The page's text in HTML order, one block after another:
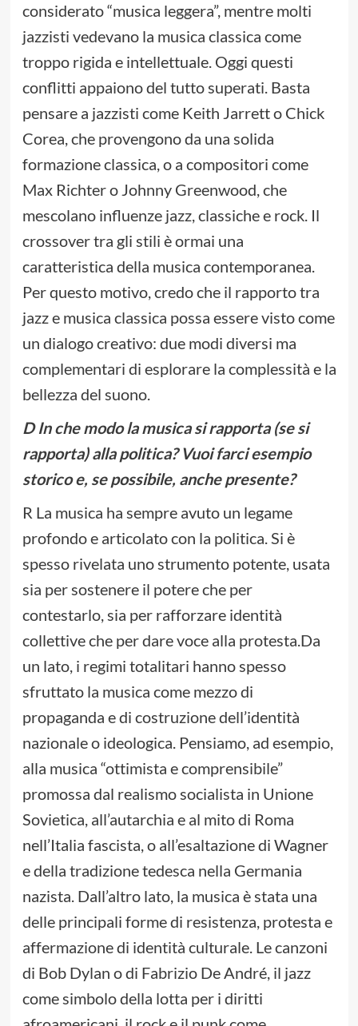
considerato “musica leggera”, mentre molti
jazzisti vedevano la musica classica come
troppo rigida e intellettuale. Oggi questi
conflitti appaiono del tutto superati. Basta
pensare a jazzisti come Keith Jarrett o Chick
Corea, che provengono da una solida
formazione classica, o a compositori come
Max Richter o Johnny Greenwood, che
mescolano influenze jazz, classiche e rock. Il
crossover tra gli stili è ormai una
caratteristica della musica contemporanea.
Per questo motivo, credo che il rapporto tra
jazz e musica classica possa essere visto come
un dialogo creativo: due modi diversi ma
complementari di esplorare la complessità e la
bellezza del suono.
D In che modo la musica si rapporta (se si
rapporta) alla politica? Vuoi farci esempio
storico e, se possibile, anche presente?
R La musica ha sempre avuto un legame
profondo e articolato con la politica. Si è
spesso rivelata uno strumento potente, usata
sia per sostenere il potere che per
contestarlo, sia per rafforzare identità
collettive che per dare voce alla protesta.Da
un lato, i regimi totalitari hanno spesso
sfruttato la musica come mezzo di
propaganda e di costruzione dell’identità
nazionale o ideologica. Pensiamo, ad esempio,
alla musica “ottimista e comprensibile”
promossa dal realismo socialista in Unione
Sovietica, all’autarchia e al mito di Roma
nell’Italia fascista, o all’esaltazione di Wagner
e della tradizione tedesca nella Germania
nazista. Dall’altro lato, la musica è stata una
delle principali forme di resistenza, protesta e
affermazione di identità culturale. Le canzoni
di Bob Dylan o di Fabrizio De André, il jazz
come simbolo della lotta per i diritti